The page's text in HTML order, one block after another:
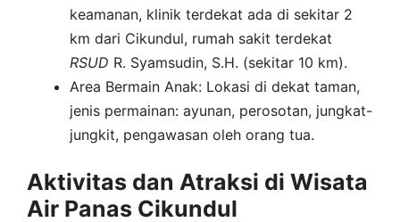
keamanan, klinik terdekat ada di sekitar 2
km dari Cikundul, rumah sakit terdekat
RSUD R. Syamsudin, S.H. (sekitar 10 km).
Area Bermain Anak: Lokasi di dekat taman,
jenis permainan: ayunan, perosotan, jungkat-
jungkit, pengawasan oleh orang tua.
Aktivitas dan Atraksi di Wisata
Air Panas Cikundul